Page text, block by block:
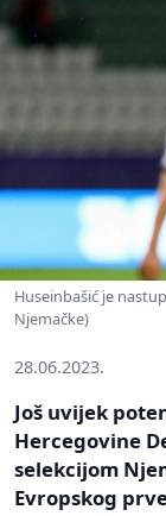
Huseinbašić je
Njemačke)
28.06.2023.
Još uvijek
Hercegovine
selekcijom
Evropskog